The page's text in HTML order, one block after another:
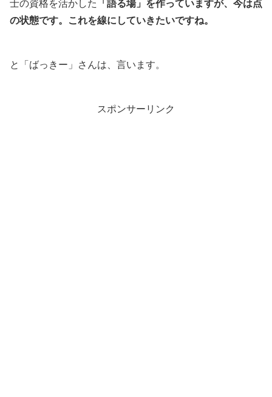
士の資格を活かした
「語る場」を作っていますが、今は点
の状態です。これを線にしていきたいですね。
と「ばっきー」さんは、言います。
スポンサーリンク